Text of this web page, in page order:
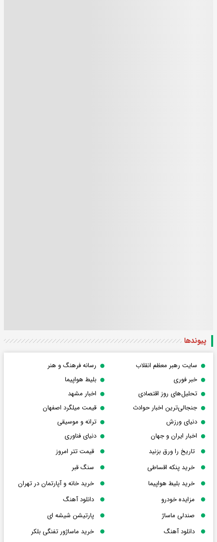
پیوندها
سایت رهبر معظم انقلاب
رسانه فرهنگ و هنر
خبر فوری
بلیط هواپیما
تحلیل‌های روز اقتصادی
اخبار مشهد
جنجالی‌ترین اخبار حوادث
قیمت میلگرد اصفهان
دنیای ورزش
ترانه و موسیقی
اخبار ایران و جهان
دنیای فناوری
تاریخ را ورق بزنید
قیمت تتر امروز
خرید پنکه اقساطی
سنگ قبر
خرید بلیط هواپیما
خرید خانه و آپارتمان در تهران
مزایده خودرو
دانلود آهنگ
صندلی ماساژ
پارتیشن شیشه ای
دانلود آهنگ
خرید ماساژور تفنگی بلکر